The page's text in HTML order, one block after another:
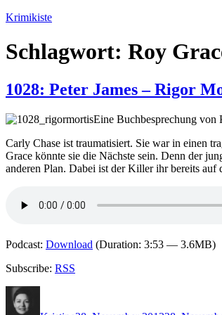
Zum
springen
Krimikiste
Schlagwort: Roy
1028: Peter James – Rigor
Eine Buchbesprechung von
Carly Chase ist traumatisiert. Sie war in einen
Grace könnte sie die Nächste sein. Denn der
anderen Plan. Dabei ist der Killer ihr bereits
Podcast: Download (Duration: 3:53 — 3.6MB)
Subscribe: RSS